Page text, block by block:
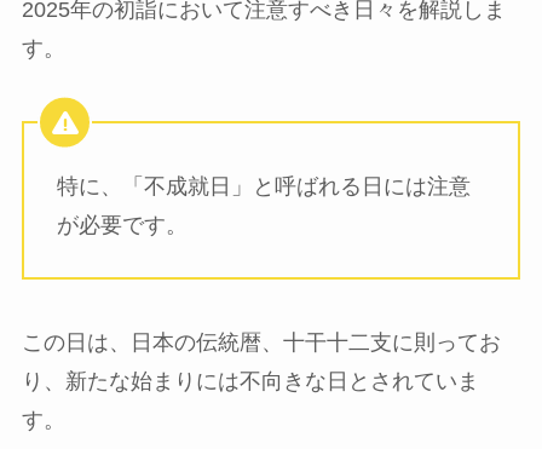
2025年の初詣において注意すべき日々を解説しま
す。
特に、「不成就日」と呼ばれる日には注意
が必要です。
この日は、日本の伝統暦、十干十二支に則ってお
り、新たな始まりには不向きな日とされていま
す。